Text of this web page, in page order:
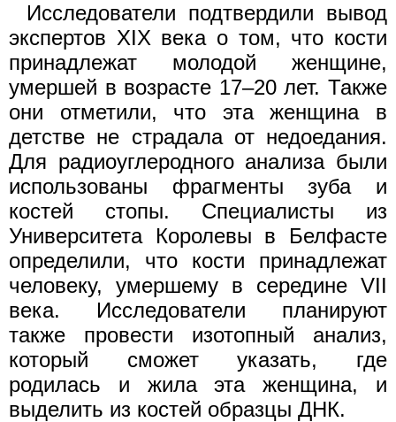
Исследователи подтвердили вывод
экспертов XIX века о том, что кости
принадлежат молодой женщине,
умершей в возрасте 17–20 лет. Также
они отметили, что эта женщина в
детстве не страдала от недоедания.
Для радиоуглеродного анализа были
использованы фрагменты зуба и
костей стопы. Специалисты из
Университета Королевы в Белфасте
определили, что кости принадлежат
человеку, умершему в середине VII
века. Исследователи планируют
также провести изотопный анализ,
который сможет указать, где
родилась и жила эта женщина, и
выделить из костей образцы ДНК.